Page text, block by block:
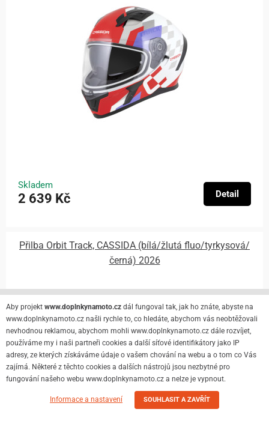
Skladem
2 639 Kč Detail
Přilba Orbit Track, CASSIDA (bílá/žlutá fluo/tyrkysová/
černá) 2026
Aby projekt www.doplnkynamoto.cz dál fungoval tak, jak ho znáte, abyste na
www.doplnkynamoto.cz našli rychle to, co hledáte, abychom vás neobtěžovali
nevhodnou reklamou, abychom mohli www.doplnkynamoto.cz dále rozvíjet,
používáme my i naši partneři cookies a další síťové identifikátory jako IP
adresy, ze kterých získáváme údaje o vašem chování na webu a o tom co Vás
zajímá. Některé z těchto cookies a dalších nástrojů jsou nezbytné pro
fungování našeho webu www.doplnkynamoto.cz a nelze je vypnout.
Informace a nastavení SOUHLASIT A ZAVŘÍT